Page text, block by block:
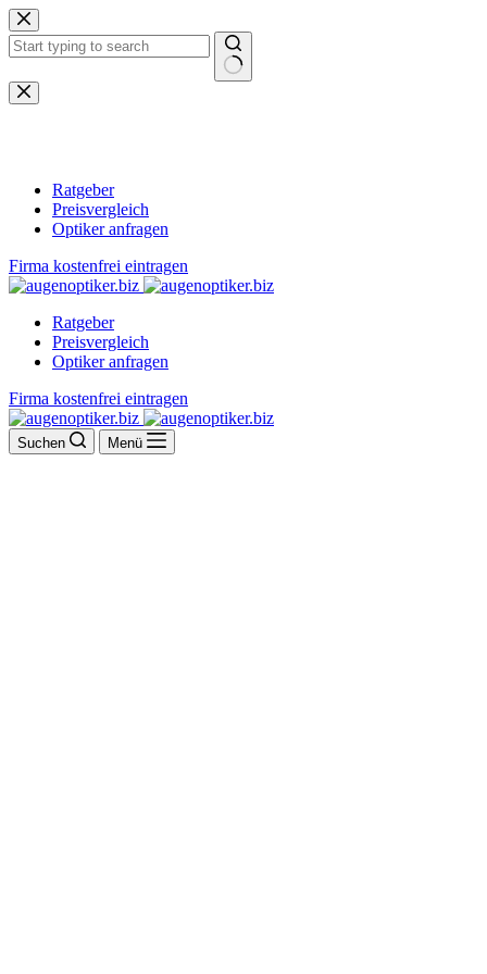
Zum
Inhalt
springen
Keine
Ergebnisse
Ratgeber
Preisvergleich
Optiker anfragen
Firma kostenfrei eintragen
Ratgeber
Preisvergleich
Optiker anfragen
Firma kostenfrei eintragen
Suchen Menü